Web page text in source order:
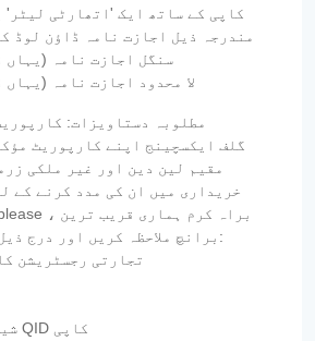
مندرجہ ذیل اجازت نامہ ڈاؤن لوڈ
1. سنگل اجازت نامہ
2. لا محدود اجازت نامہ
مطلوبہ دستاویزات:
گلف ایکسچینج اپنے کارپوریٹ
مقیم لین دین اور غیر ملکی
خریداری میں ان کی مدد کرنے کے
برانچ ملاحظہ کریں اور درج ذیل دستاویزات لائیں:
- تجارتی رجسٹریشن
- شیئردارک (ے) درست QID کاپی